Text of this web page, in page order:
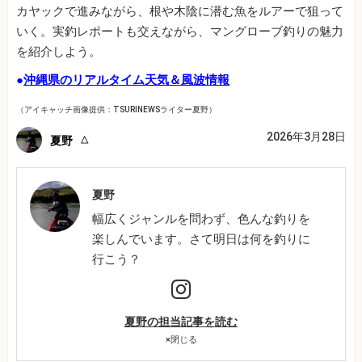
カヤックで進みながら、根や木陰に潜む魚をルアーで狙って
いく。実釣レポートも交えながら、マングローブ釣りの魅力
を紹介しよう。
●沖縄県のリアルタイム天気＆風波情報
（アイキャッチ画像提供：TSURINEWSライター夏野）
夏野 2026年3月28日
夏野
幅広くジャンルを問わず、色んな釣りを
楽しんでいます。さて明日は何を釣りに
行こう？
夏野の担当記事を読む
×閉じる